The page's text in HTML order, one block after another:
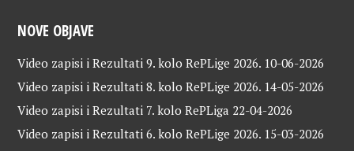
NOVE OBJAVE
Video zapisi i Rezultati 9. kolo RePLige 2026. 10-06-2026
Video zapisi i Rezultati 8. kolo RePLige 2026. 14-05-2026
Video zapisi i Rezultati 7. kolo RePLiga 22-04-2026
Video zapisi i Rezultati 6. kolo RePLige 2026. 15-03-2026